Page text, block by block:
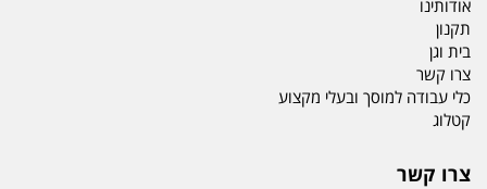
אודותינו
תקנון
בית וגן
צרו קשר
כלי עבודה למוסך ובעלי מקצוע
קטלוג
צרו קשר